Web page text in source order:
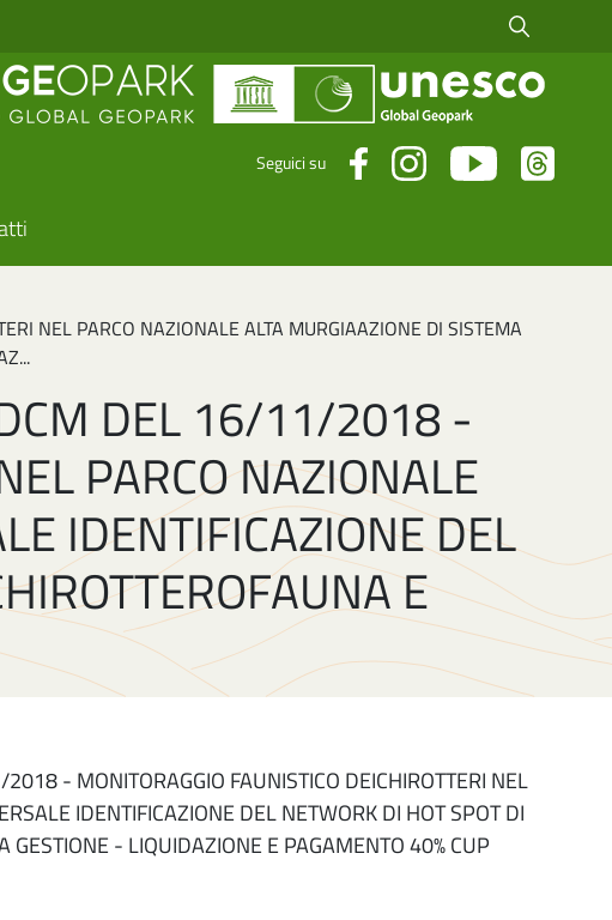
Cerca fra i
Seguici su
NEL PARCO NAZIONALE ALTA MURGIAAZIONE DI SISTEMA
DEL 16/11/2018 -
PARCO NAZIONALE
IDENTIFICAZIONE DEL
E
- MONITORAGGIO FAUNISTICO DEICHIROTTERI NEL
IDENTIFICAZIONE DEL NETWORK DI HOT SPOT DI
- LIQUIDAZIONE E PAGAMENTO 40% CUP